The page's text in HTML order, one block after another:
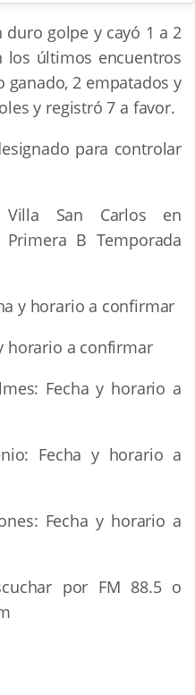
duro golpe y cayó 1 a 2
los últimos encuentros
2 empatados y
y registró 7 a favor.
para controlar
San Carlos en
B Temporada
y horario a confirmar
horario a confirmar
Fecha y horario a
Fecha y horario a
Fecha y horario a
por FM 88.5 o